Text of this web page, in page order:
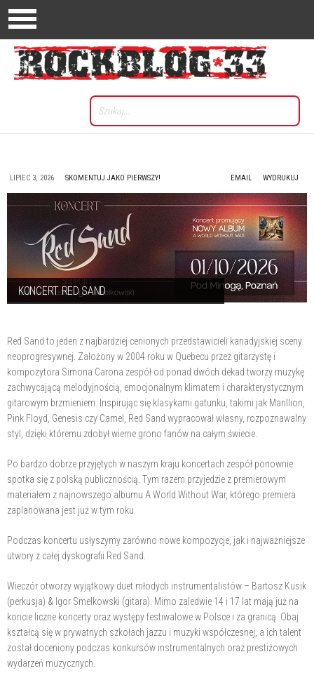
LIPIEC 3, 2026 WYDRUKUJ
EMAIL
SKOMENTUJ JAKO PIERWSZY!
KONCERT RED SAND
Red Sand to jeden z najbardziej cenionych przedstawicieli kanadyjskiej sceny
neoprogresywnej. Założony w 2004 roku w Quebecu przez gitarzystę i
kompozytora Simona Carona zespół od ponad dwóch dekad tworzy muzykę
zachwycającą melodyjnością, emocjonalnym klimatem i charakterystycznym
gitarowym brzmieniem. Inspirując się klasykami gatunku, takimi jak Marillion,
Pink Floyd, Genesis czy Camel, Red Sand wypracował własny, rozpoznawalny
styl, dzięki któremu zdobył wierne grono fanów na całym świecie.
Po bardzo dobrze przyjętych w naszym kraju koncertach zespół ponownie
spotka się z polską publicznością. Tym razem przyjedzie z premierowym
materiałem z najnowszego albumu A World Without War, którego premiera
zaplanowana jest już w tym roku.
Podczas koncertu usłyszymy zarówno nowe kompozycje, jak i najważniejsze
utwory z całej dyskografii Red Sand.
Wieczór otworzy wyjątkowy duet młodych instrumentalistów – Bartosz Kusik
(perkusja) & Igor Smelkowski (gitara). Mimo zaledwie 14 i 17 lat mają już na
koncie liczne koncerty oraz występy festiwalowe w Polsce i za granicą. Obaj
kształcą się w prywatnych szkołach jazzu i muzyki współczesnej, a ich talent
został doceniony podczas konkursów instrumentalnych oraz prestiżowych
wydarzeń muzycznych.